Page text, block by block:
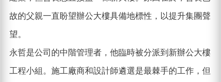
故的父親一直盼望辦公大樓具備地標性，以提升集團聲
望。
永哲是公司的中階管理者，他臨時被分派到新辦公大樓
工程小組。施工廠商和設計師遴選是最棘手的工作，但